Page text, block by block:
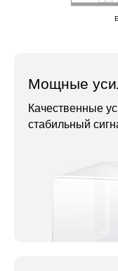
Мощные
Качественные
стабильный